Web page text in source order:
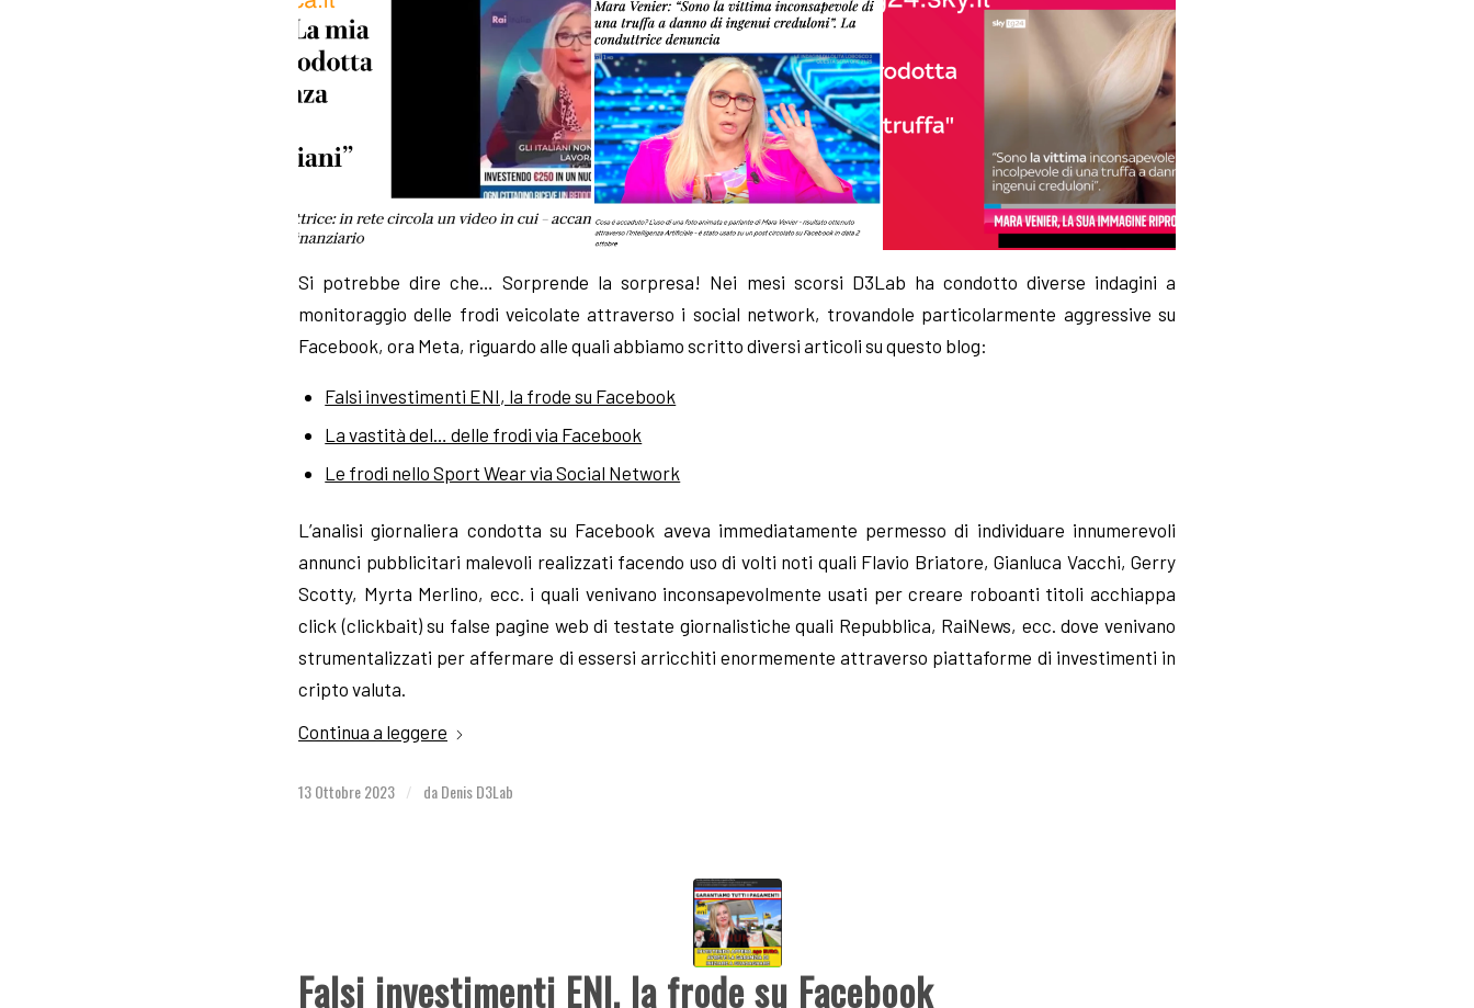
Si potrebbe dire che… Sorprende la sorpresa! Nei mesi scorsi D3Lab ha condotto diverse indagini a
monitoraggio delle frodi veicolate attraverso i social network, trovandole particolarmente aggressive su
Facebook, ora Meta, riguardo alle quali abbiamo scritto diversi articoli su questo blog:
Falsi investimenti ENI, la frode su Facebook
La vastità del… delle frodi via Facebook
Le frodi nello Sport Wear via Social Network
L’analisi giornaliera condotta su Facebook aveva immediatamente permesso di individuare innumerevoli
annunci pubblicitari malevoli realizzati facendo uso di volti noti quali Flavio Briatore, Gianluca Vacchi, Gerry
Scotty, Myrta Merlino, ecc. i quali venivano inconsapevolmente usati per creare roboanti titoli acchiappa
click (clickbait) su false pagine web di testate giornalistiche quali Repubblica, RaiNews, ecc. dove venivano
strumentalizzati per affermare di essersi arricchiti enormemente attraverso piattaforme di investimenti in
cripto valuta.
Continua a leggere
13 Ottobre 2023 / daDenis D3Lab
Falsi investimenti ENI, la frode su Facebook